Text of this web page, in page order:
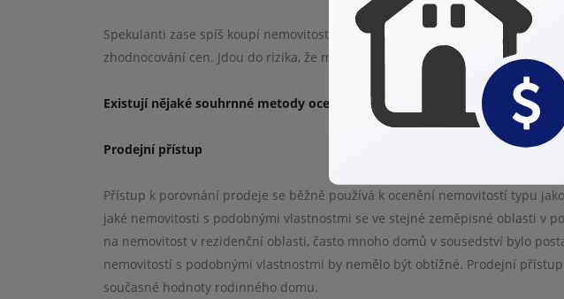
Spekulanti zase spíš koupí nemovitost na základě přesvědčení, že hodnota
zhodnocování cen. Jdou do rizika, že mohou část nebo dokonce všechny své
Existují nějaké souhrnné metody oceňování nemovitostí?
Prodejní přístup
Přístup k porovnání prodeje se běžně používá k ocenění nemovitostí typu
jaké nemovitosti s podobnými vlastnostmi se ve stejné zeměpisné oblasti v
na nemovitost v rezidenční oblasti, často mnoho domů v sousedství bylo
nemovitostí s podobnými vlastnostmi by nemělo být obtížné. Prodejní
současné hodnoty rodinného domu.